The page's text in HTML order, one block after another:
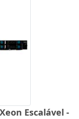
Escalável -